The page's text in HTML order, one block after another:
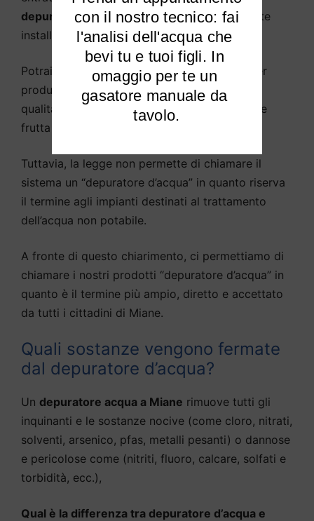
depuratore d’acquacome sistema solitamente
installato sotto il lavello della cucina.
Potrai purificare l’acqua potabile di Miane
per
produrre acqua potabile e di cottura di alta
qualità, abbeverare animali, piante, sciacquare
frutta e verdura, ecc.
Tuttavia, la legge non permette di chiamare il
sistema un “depuratore d’acqua” in quanto riserva
il termine agli impianti destinati al trattamento
dell’acqua non potabile.
A fronte di questo chiarimento, ci permettiamo di
chiamare i nostri prodotti “depuratore d’acqua” in
quanto è il termine più ampio, diretto e accettato
da tutti i cittadini di Miane.
Quali sostanze vengono fermate
dal depuratore d’acqua?
Un depuratore acqua a Miane rimuove tutti gli
inquinanti e le sostanze nocive (come cloro, nitrati,
solventi, arsenico, pfas, metalli pesanti) o dannose
e pericolose come (nitriti, fluoro, calcare, solfati e
torbidità, ecc.),
Qual è la differenza tra depuratore d’acqua e
l'analisi dell'acqua che
bevi tu e tuoi figli. In
omaggio per te un
gasatore manuale da
tavolo.